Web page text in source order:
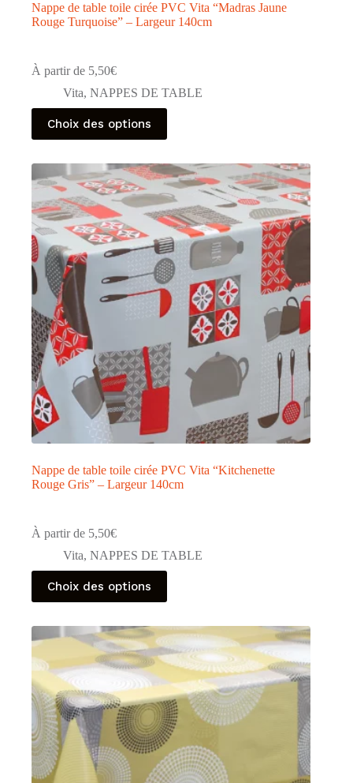
Nappe de table toile cirée PVC Vita “Madras Jaune
Rouge Turquoise” – Largeur 140cm
À partir de 5,50€
Vita, NAPPES DE TABLE
Choix des options
Ce
produit
a
variations.
Les
options
peuvent
être
choisies
sur
la
page
du
produit
Nappe de table toile cirée PVC Vita “Kitchenette
Rouge Gris” – Largeur 140cm
À partir de 5,50€
Vita, NAPPES DE TABLE
Choix des options
Ce
produit
a
variations.
Les
options
peuvent
être
choisies
sur
la
page
du
produit